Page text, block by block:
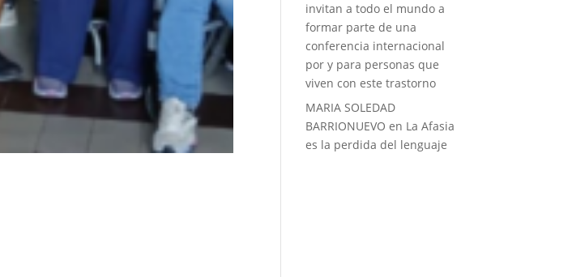
invitan a todo el mundo a
formar parte de una
conferencia internacional
por y para personas que
viven con este trastorno
MARIA SOLEDAD
BARRIONUEVO en La Afasia
es la perdida del lenguaje